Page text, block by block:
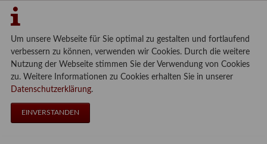
Um unsere Webseite für Sie optimal zu gestalten und fortlaufend
verbessern zu können, verwenden wir Cookies. Durch die weitere
Nutzung der Webseite stimmen Sie der Verwendung von Cookies
zu. Weitere Informationen zu Cookies erhalten Sie in unserer
Datenschutzerklärung.
EINVERSTANDEN